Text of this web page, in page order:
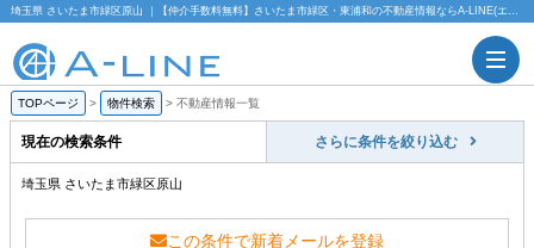
埼玉県 さいたま市緑区原山 ｜【仲介手数料無料】さいたま市緑区・東浦和の不動産情報ならA-LINE(エーライン)
TOPページ > 物件検索 > 不動産情報一覧
現在の検索条件 さらに条件を絞り込む
埼玉県 さいたま市緑区原山
この条件で新着メールを登録